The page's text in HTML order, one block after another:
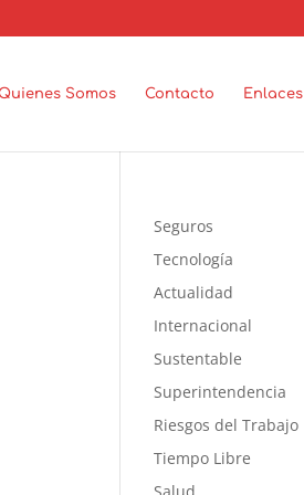
Somos Contacto Enlaces
Seguros
Tecnología
Actualidad
Internacional
Sustentable
Superintendencia
Riesgos del Trabajo
Tiempo Libre